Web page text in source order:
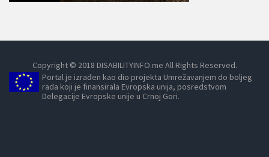
Copyright © 2018 DISABILITYINFO.me All Rights Reserved.
Portal je izrađen kao dio projekta Umrežavanjem do boljeg
rada koji je finansirala Evropska unija, posredstvom
Delegacije Evropske unije u Crnoj Gori.